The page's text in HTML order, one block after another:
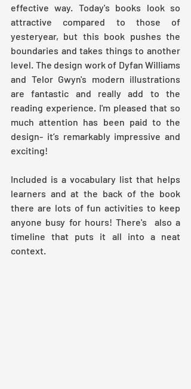
effective way. Today's books look so
attractive compared to those of
yesteryear, but this book pushes the
boundaries and takes things to another
level. The design work of Dyfan Williams
and Telor Gwyn's modern illustrations
are fantastic and really add to the
reading experience. I'm pleased that so
much attention has been paid to the
design- it’s remarkably impressive and
exciting!
Included is a vocabulary list that helps
learners and at the back of the book
there are lots of fun activities to keep
anyone busy for hours! There's  also a
timeline that puts it all into a neat
context.